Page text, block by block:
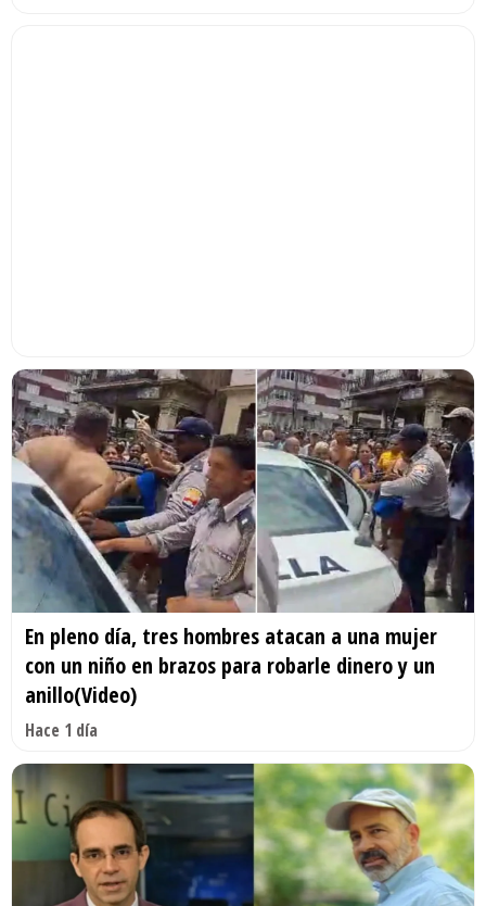
En pleno día, tres hombres atacan a una mujer
con un niño en brazos para robarle dinero y un
anillo(Video)
Hace 1 día